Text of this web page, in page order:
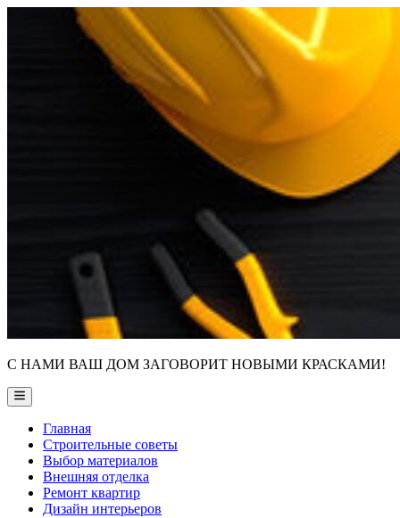
С НАМИ ВАШ ДОМ ЗАГОВОРИТ НОВЫМИ КРАСКАМИ!
Main
Menu
Главная
Строительные советы
Выбор материалов
Внешняя отделка
Ремонт квартир
Дизайн интерьеров